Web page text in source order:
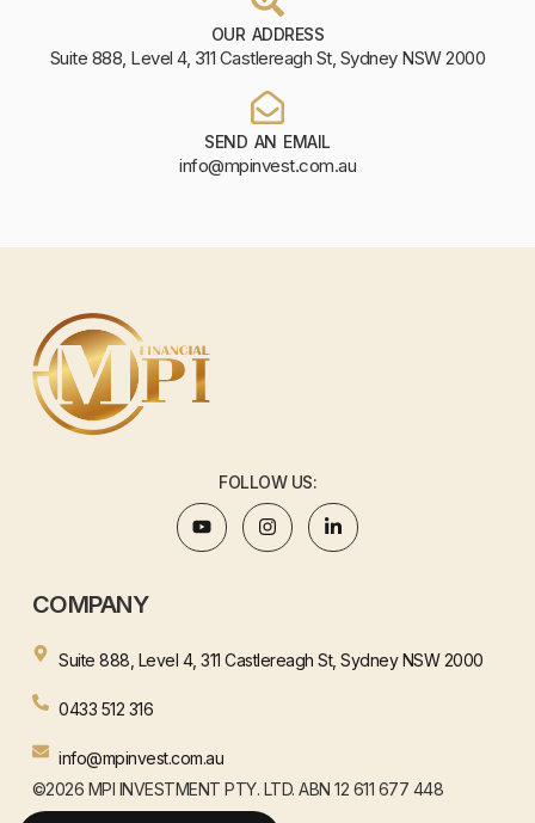
OUR ADDRESS
Suite 888, Level 4, 311 Castlereagh St, Sydney NSW 2000
SEND AN EMAIL
info@mpinvest.com.au
FOLLOW US:
COMPANY
Suite 888, Level 4, 311 Castlereagh St, Sydney NSW 2000
0433 512 316
info@mpinvest.com.au
©2026 MPI INVESTMENT PTY. LTD. ABN 12 611 677 448